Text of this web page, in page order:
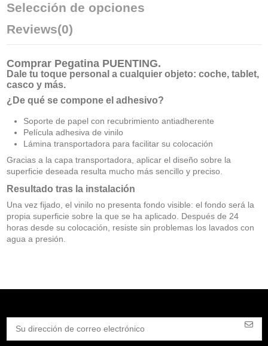
Selección de opciones
Reviews(0)
Comprar Pegatina PUENTING.
Dale tu toque personal a cualquier objeto: coche, tablet,
casco y más.
¿De qué se compone el adhesivo?
Soporte de papel con recubrimiento antiadherente
Película adhesiva de vinilo
Lámina transportadora para facilitar su colocación
Gracias a la capa transportadora, aplicar el diseño sobre la
superficie deseada resulta mucho más sencillo y preciso.
Resultado tras la instalación
Una vez fijado, el vinilo no presenta fondo visible: el fondo será la
propia superficie sobre la que se ha aplicado. Después de 24
horas desde su colocación, resiste sin problemas los lavados con
agua a presión.